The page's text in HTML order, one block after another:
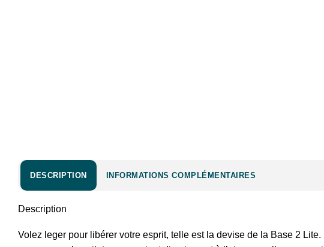
DESCRIPTION INFORMATIONS COMPLÉMENTAIRES
Description
Volez leger pour libérer votre esprit, telle est la devise de la Base 2